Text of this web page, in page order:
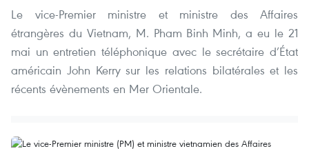
Le vice-Premier ministre et ministre des Affaires
étrangères du Vietnam, M. Pham Binh Minh, a eu le 21
mai un entretien téléphonique avec le secrétaire d’État
américain John Kerry sur les relations bilatérales et les
récents évènements en Mer Orientale.